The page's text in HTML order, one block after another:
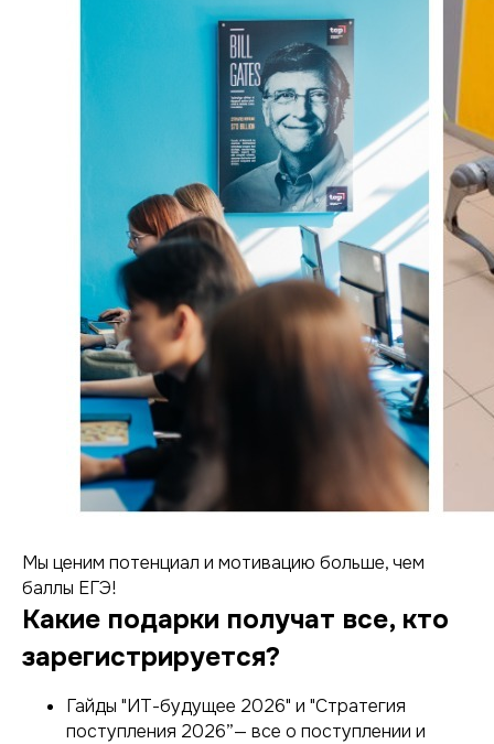
Мы ценим потенциал и мотивацию больше, чем
баллы ЕГЭ!
Какие подарки получат все, кто
зарегистрируется?
Гайды "ИТ-будущее 2026" и "Стратегия
поступления 2026”— все о поступлении и